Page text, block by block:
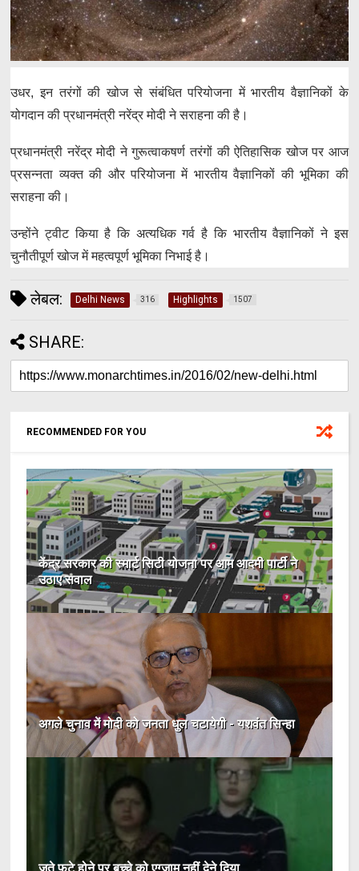
उधर, इन तरंगों की खोज से संबंधित परियोजना में भारतीय वैज्ञानिकों के
योगदान की प्रधानमंत्री नरेंद्र मोदी ने सराहना की है।
प्रधानमंत्री नरेंद्र मोदी ने गुरूत्वाकषर्ण तरंगों की ऐतिहासिक खोज पर आज
प्रसन्नता व्यक्त की और परियोजना में भारतीय वैज्ञानिकों की भूमिका की
सराहना की।
उन्होंने ट्वीट किया है कि अत्यधिक गर्व है कि भारतीय वैज्ञानिकों ने इस
चुनौतीपूर्ण खोज में महत्वपूर्ण भूमिका निभाई है।
लेबल: Delhi News 316 Highlights 1507
SHARE:
RECOMMENDED FOR YOU
केंद्र सरकार की स्मार्ट सिटी योजना पर आम आदमी पार्टी ने
उठाए सवाल
अगले चुनाव में मोदी को जनता धुल चटायेगी - यशवंत सिन्हा